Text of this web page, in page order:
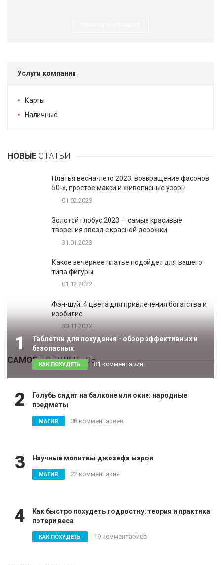
Услуги компании
Карты
Наличные
НОВЫЕ СТАТЬИ
Платья весна-лето 2023: возвращение фасонов
50-х, простое макси и живописные узоры
01.02.2023
Золотой глобус 2023 — самые красивые
творения звезд с красной дорожки
31.01.2023
Какое вечернее платье подойдет для вашего
типа фигуры
01.12.2022
Фэн-шуй: 4 цвета для привлечения богатства и
изобилие
30.11.2022
САМОЕПОПУЛЯРНОЕ
1
Таблетки для похудения - обзор эффективных и
безопасных
КАК ПОХУДЕТЬ 81 комментарий
2
Голубь сидит на балконе или окне: народные
предметы
МАГИЯ 38 комментариев
3 Научные молитвы джозефа мэрфи
МАГИЯ 22 комментария
4
Как быстро похудеть подростку: теория и практика
потери веса
КАК ПОХУДЕТЬ 19 комментариев